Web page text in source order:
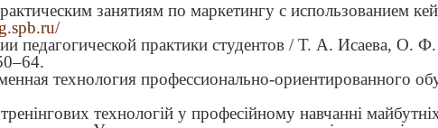
занятиям по маркетингу с использованием
педагогической практики студентов / Т. А. Исаева, О.
технология профессионально-ориентированного
технологій у професійному навчанні